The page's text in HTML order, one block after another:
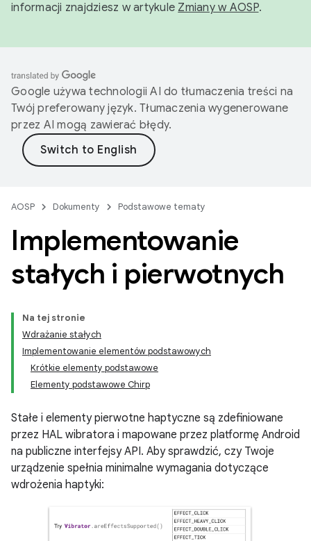
informacji znajdziesz w artykule Zmiany w AOSP.
Google używa technologii AI do tłumaczenia treści na
Twój preferowany język. Tłumaczenia wygenerowane
przez AI mogą zawierać błędy.
AOSP Dokumenty Podstawowe tematy
Implementowanie
stałych i pierwotnych
Na tej stronie
Wdrażanie stałych
Implementowanie elementów podstawowych
Krótkie elementy podstawowe
Elementy podstawowe Chirp
Stałe i elementy pierwotne haptyczne są zdefiniowane
przez HAL wibratora i mapowane przez platformę Android
na publiczne interfejsy API. Aby sprawdzić, czy Twoje
urządzenie spełnia minimalne wymagania dotyczące
wdrożenia haptyki: